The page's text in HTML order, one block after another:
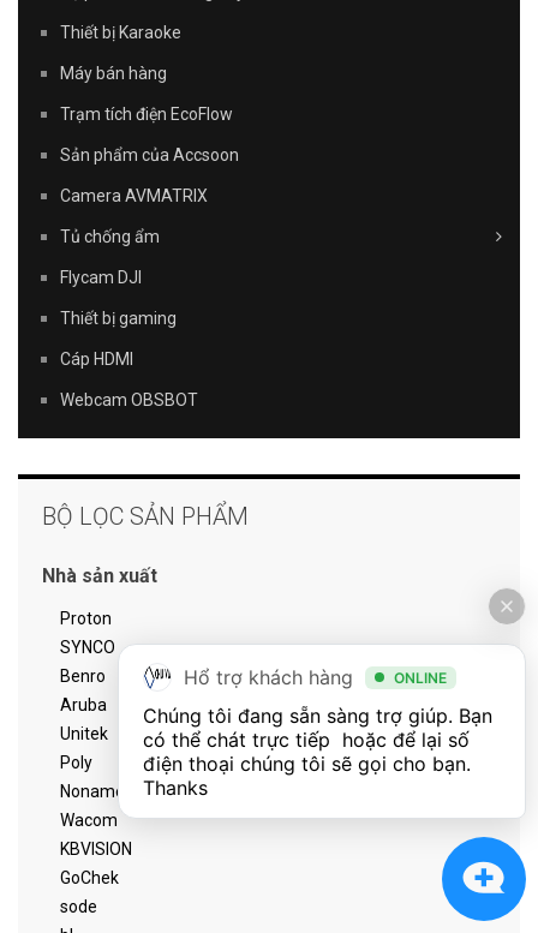
Thiết bị Karaoke
Máy bán hàng
Trạm tích điện EcoFlow
Sản phẩm của Accsoon
Camera AVMATRIX
Tủ chống ẩm
Flycam DJI
Thiết bị gaming
Cáp HDMI
Webcam OBSBOT
BỘ LỌC SẢN PHẨM
Nhà sản xuất
Proton
SYNCO
Benro
Aruba
Unitek
Poly
Noname
Wacom
KBVISION
GoChek
sode
Hổ trợ khách hàng ONLINE
Chúng tôi đang sẵn sàng trợ giúp. Bạn
có thể chát trực tiếp  hoặc để lại số
điện thoại chúng tôi sẽ gọi cho bạn.
Thanks